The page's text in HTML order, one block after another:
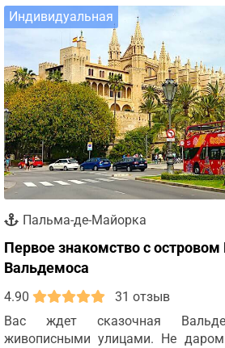
Индивидуальная
Пальма-де-Майорка
Первое знакомство с
Вальдемоса
4.90
31 отзыв
Вас ждет сказочная
живописными улицами. Не даром